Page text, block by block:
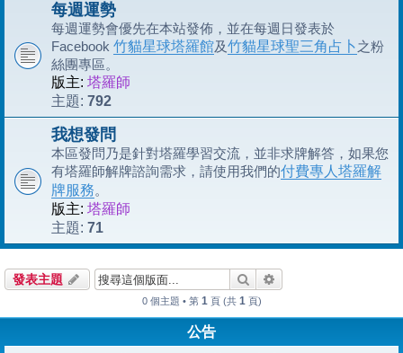
每週運勢
每週運勢會優先在本站發佈，並在每週日發表於
Facebook 竹貓星球塔羅館及竹貓星球聖三角占卜之粉
絲團專區。
版主: 塔羅師
主題: 792
我想發問
本區發問乃是針對塔羅學習交流，並非求牌解答，如果您
有塔羅師解牌諮詢需求，請使用我們的付費專人塔羅解
牌服務。
版主: 塔羅師
主題: 71
發表主題 搜尋
0 個主題 • 第 1 頁 (共 1 頁)
公告